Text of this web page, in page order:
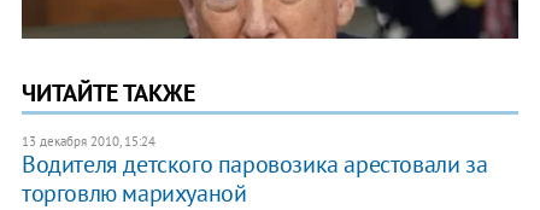
ЧИТАЙТЕ ТАКЖЕ
13 декабря 2010, 15:24
Водителя детского паровозика арестовали за
торговлю марихуаной